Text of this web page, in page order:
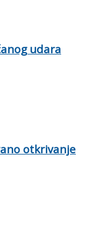
udara
otkrivanje